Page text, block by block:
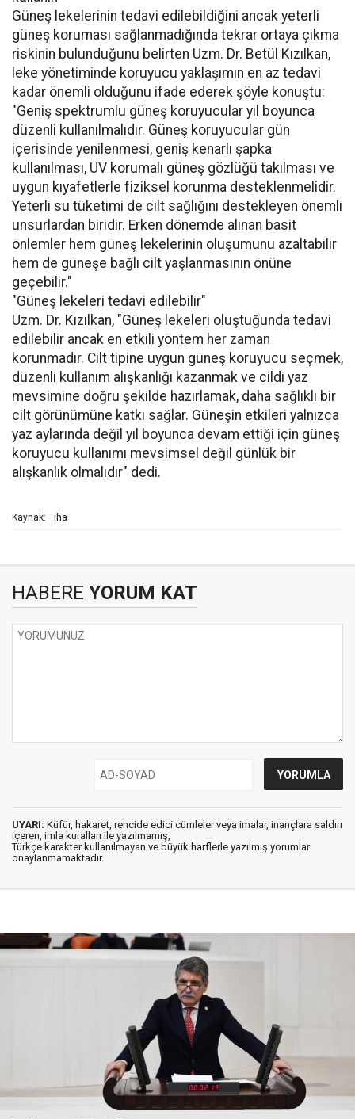
Güneş lekelerinin tedavi edilebildiğini ancak yeterli
güneş koruması sağlanmadığında tekrar ortaya çıkma
riskinin bulunduğunu belirten Uzm. Dr. Betül Kızılkan,
leke yönetiminde koruyucu yaklaşımın en az tedavi
kadar önemli olduğunu ifade ederek şöyle konuştu:
"Geniş spektrumlu güneş koruyucular yıl boyunca
düzenli kullanılmalıdır. Güneş koruyucular gün
içerisinde yenilenmesi, geniş kenarlı şapka
kullanılması, UV korumalı güneş gözlüğü takılması ve
uygun kıyafetlerle fiziksel korunma desteklenmelidir.
Yeterli su tüketimi de cilt sağlığını destekleyen önemli
unsurlardan biridir. Erken dönemde alınan basit
önlemler hem güneş lekelerinin oluşumunu azaltabilir
hem de güneşe bağlı cilt yaşlanmasının önüne
geçebilir."
"Güneş lekeleri tedavi edilebilir"
Uzm. Dr. Kızılkan, "Güneş lekeleri oluştuğunda tedavi
edilebilir ancak en etkili yöntem her zaman
korunmadır. Cilt tipine uygun güneş koruyucu seçmek,
düzenli kullanım alışkanlığı kazanmak ve cildi yaz
mevsimine doğru şekilde hazırlamak, daha sağlıklı bir
cilt görünümüne katkı sağlar. Güneşin etkileri yalnızca
yaz aylarında değil yıl boyunca devam ettiği için güneş
koruyucu kullanımı mevsimsel değil günlük bir
alışkanlık olmalıdır" dedi.
Kaynak: iha
HABERE YORUM KAT
UYARI: Küfür, hakaret, rencide edici cümleler veya imalar, inançlara saldırı
içeren, imla kuralları ile yazılmamış,
Türkçe karakter kullanılmayan ve büyük harflerle yazılmış yorumlar
onaylanmamaktadır.